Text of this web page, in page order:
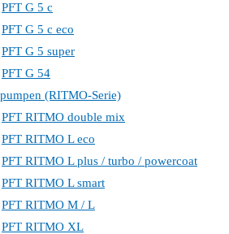
PFT G 5 c
PFT G 5 c eco
PFT G 5 super
PFT G 54
(RITMO-Serie)
PFT RITMO double mix
PFT RITMO L eco
PFT RITMO L plus / turbo / powercoat
PFT RITMO L smart
PFT RITMO M / L
PFT RITMO XL